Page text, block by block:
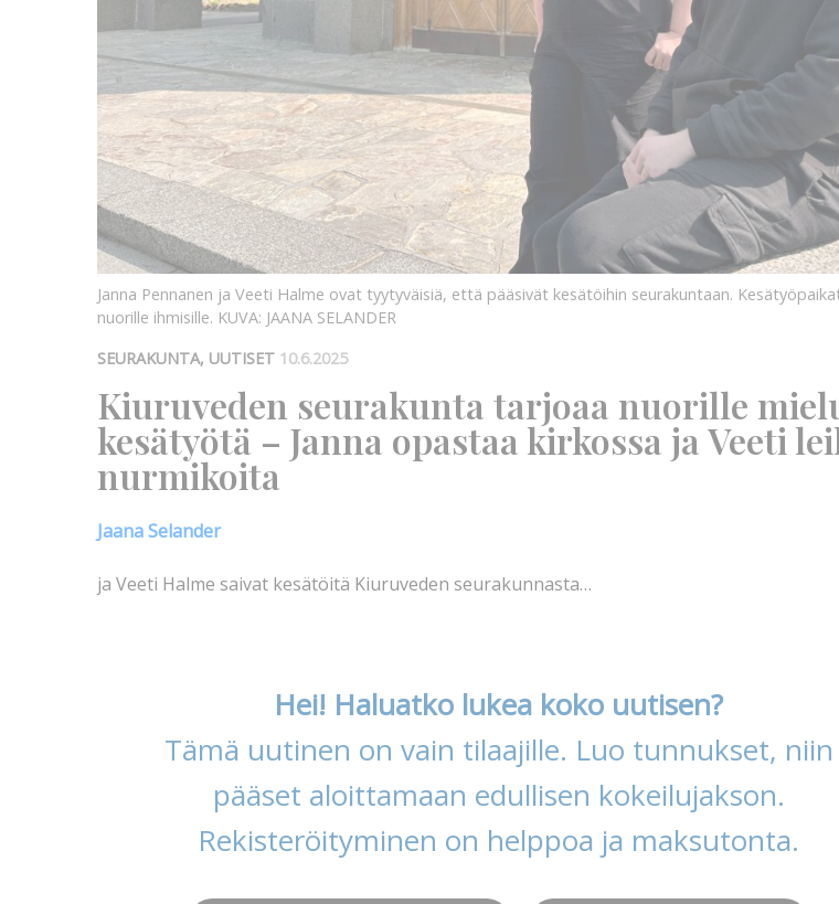
Janna Pennanen ja Veeti Halme ovat tyytyväisiä, että pääsivät kesätöihin seurakuntaan.
nuorille ihmisille. KUVA: JAANA SELANDER
SEURAKUNTA, UUTISET 10.6.2025
Kiuruveden seurakunta tarjoaa nuorille
kesätyötä – Janna opastaa kirkossa ja Veeti
nurmikoita
Jaana Selander
ja Veeti Halme saivat kesätöitä Kiuruveden seurakunnasta…
Hei! Haluatko lukea koko uutisen?
Tämä uutinen on vain tilaajille. Luo tunnukset, niin
pääset aloittamaan edullisen kokeilujakson.
Rekisteröityminen on helppoa ja maksutonta.